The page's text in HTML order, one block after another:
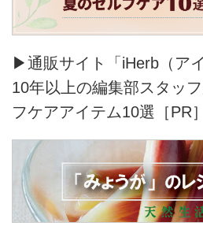
▶通販サイト「iHerb（ア
10年以上の編集部スタッ
フケアアイテム10選［PR］